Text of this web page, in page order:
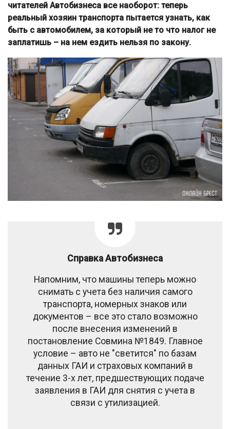
читателей Автобизнеса все наоборот: теперь
реальный хозяин транспорта пытается узнать, как
быть c автомобилем, за который не то что налог не
заплатишь – на нем ездить нельзя по закону.
Справка Автобизнеса
Напомним, что машины теперь можно
снимать с учета без наличия самого
транспорта, номерных знаков или
документов – все это стало возможно
после внесения изменений в
постановление Совмина №1849. Главное
условие – авто не "светится" по базам
данных ГАИ и страховых компаний в
течение 3-х лет, предшествующих подаче
заявления в ГАИ для снятия с учета в
связи с утилизацией.